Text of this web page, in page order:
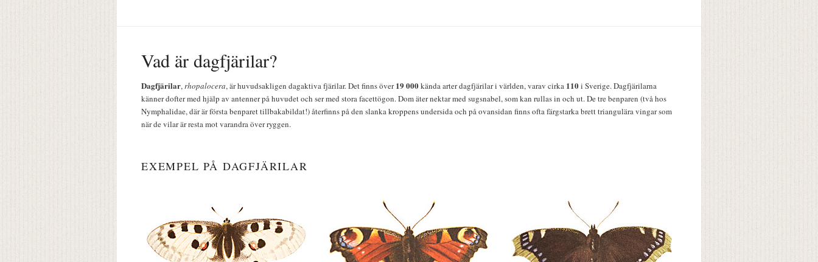
Vad är dagfjärilar?
Dagfjärilar,rhopalocera, är huvudsakligen dagaktiva fjärilar. Det finns över19 000kända arter dagfjärilar i världen, varav cirka 110i Sverige. Dagfjärilarna
känner dofter med hjälp av antenner på huvudet och ser med stora facettögon. Dom äter nektar med sugsnabel, som kan rullas in och ut. De tre benparen (två hos
Nymphalidae, där är första benparet tillbakabildat!) återfinns på den slanka kroppens undersida och på ovansidan finns ofta färgstarka brett triangulära vingar som
när de vilar är resta mot varandra över ryggen.
EXEMPEL PÅ DAGFJÄRILAR